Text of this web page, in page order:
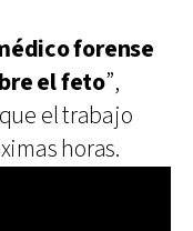
forense
el feto”,
el trabajo
horas.